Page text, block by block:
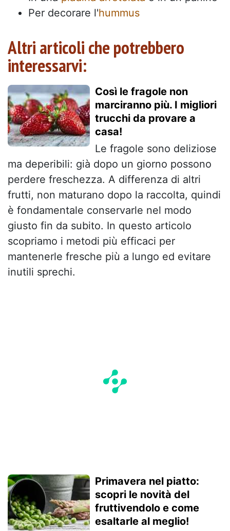
Per decorare l'hummus
Altri articoli che potrebbero
interessarvi:
Così le fragole non
marciranno più. I migliori
trucchi da provare a
casa!
Le fragole sono deliziose
ma deperibili: già dopo un giorno possono
perdere freschezza. A differenza di altri
frutti, non maturano dopo la raccolta, quindi
è fondamentale conservarle nel modo
giusto fin da subito. In questo articolo
scopriamo i metodi più efficaci per
mantenerle fresche più a lungo ed evitare
inutili sprechi.
Primavera nel piatto:
scopri le novità del
fruttivendolo e come
esaltarle al meglio!